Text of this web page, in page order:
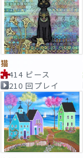
猫
414 ピース
210 回プレイ